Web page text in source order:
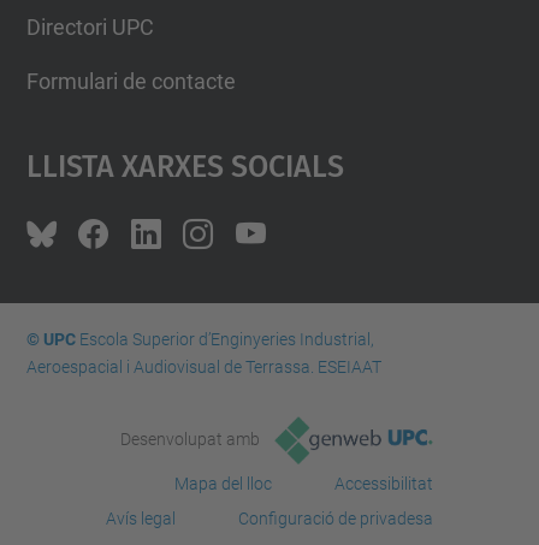
Directori UPC
Formulari de contacte
Llista Xarxes Socials
© UPCEscola Superior d’Enginyeries Industrial,
Aeroespacial i Audiovisual de Terrassa. ESEIAAT
Desenvolupat amb
Mapa del lloc
Accessibilitat
Avís legal
Configuració de privadesa